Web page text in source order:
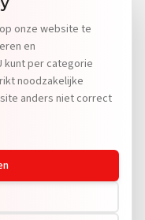
onze website te
en
kunt per categorie
noodzakelijke
anders niet correct